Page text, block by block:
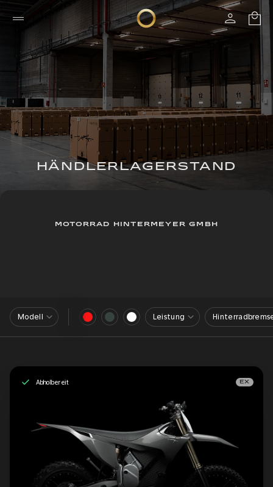
HÄNDLERLAGERSTAND
MOTORRAD HINTERMEYER GMBH
Modell Leistung
Abholbereit EX